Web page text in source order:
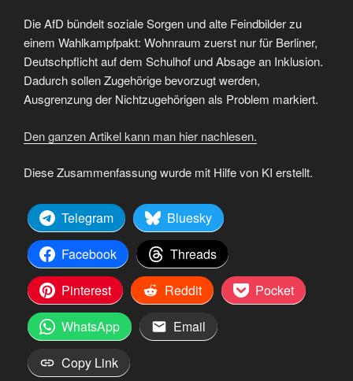
Die AfD bündelt soziale Sorgen und alte Feindbilder zu
einem Wahlkampfpakt: Wohnraum zuerst nur für Berliner,
Deutschpflicht auf dem Schulhof und Absage an Inklusion.
Dadurch sollen Zugehörige bevorzugt werden,
Ausgrenzung der Nichtzugehörigen als Problem markiert.
Den ganzen Artikel kann man hier nachlesen.
Diese Zusammenfassung wurde mit Hilfe von KI erstellt.
Telegram
Bluesky
Facebook
Threads
Pinterest
Reddit
Pocket
WhatsApp
Email
Copy Link